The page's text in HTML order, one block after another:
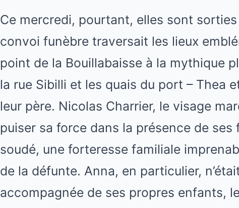
Ce mercredi, pourtant, elles sont sorties
convoi funèbre traversait les lieux
point de la Bouillabaisse à la mythique
la rue Sibilli et les quais du port – Thea
leur père. Nicolas Charrier, le visage
puiser sa force dans la présence de ses
soudé, une forteresse familiale
de la défunte. Anna, en particulier,
accompagnée de ses propres enfants,